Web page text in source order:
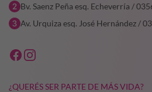
Bv. Saenz Peña esq. Echeverría /
Av. Urquiza esq. José Hernández /
¿QUERÉS SER PARTE DE MÁS VIDA?